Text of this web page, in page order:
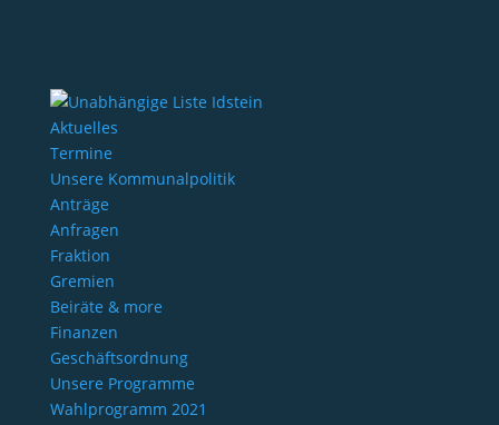
Aktuelles
Termine
Unsere Kommunalpolitik
Anträge
Anfragen
Fraktion
Gremien
Beiräte & more
Finanzen
Geschäftsordnung
Unsere Programme
Wahlprogramm 2021